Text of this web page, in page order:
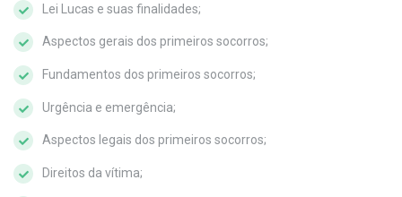
Lei Lucas e suas finalidades;
Aspectos gerais dos primeiros socorros;
Fundamentos dos primeiros socorros;
Urgência e emergência;
Aspectos legais dos primeiros socorros;
Direitos da vítima;